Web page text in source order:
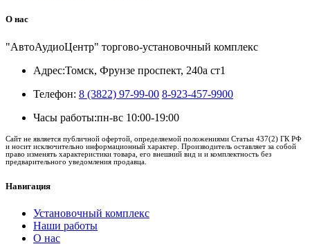
О нас
"АвтоАудиоЦентр" торгово-установочный комплекс
Адрес:Томск, Фрунзе проспект, 240а ст1
Телефон: 8 (3822) 97-99-00 8-923-457-9900
Часы работы:пн-вс 10:00-19:00
Сайт не является публичной офертой, определяемой положениями Статьи 437(2) ГК РФ
и носит исключительно информационный характер. Производитель оставляет за собой
право изменять характеристики товара, его внешний вид и и комплектность без
предварительного уведомления продавца.
Навигация
Установочный комплекс
Наши работы
О нас